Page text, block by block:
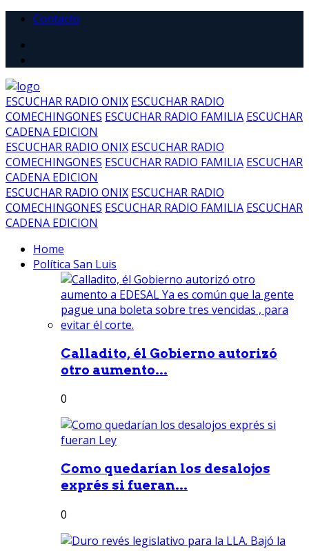
Contacto
ESCUCHAR RADIO ONIX ESCUCHAR RADIO
COMECHINGONES ESCUCHAR RADIO FAMILIA ESCUCHAR
CADENA EDICION
ESCUCHAR RADIO ONIX ESCUCHAR RADIO
COMECHINGONES ESCUCHAR RADIO FAMILIA ESCUCHAR
CADENA EDICION
ESCUCHAR RADIO ONIX ESCUCHAR RADIO
COMECHINGONES ESCUCHAR RADIO FAMILIA ESCUCHAR
CADENA EDICION
Home
Política San Luis
Calladito, él Gobierno autorizó
otro aumento...
0
Como quedarían los desalojos
exprés si fueran...
0